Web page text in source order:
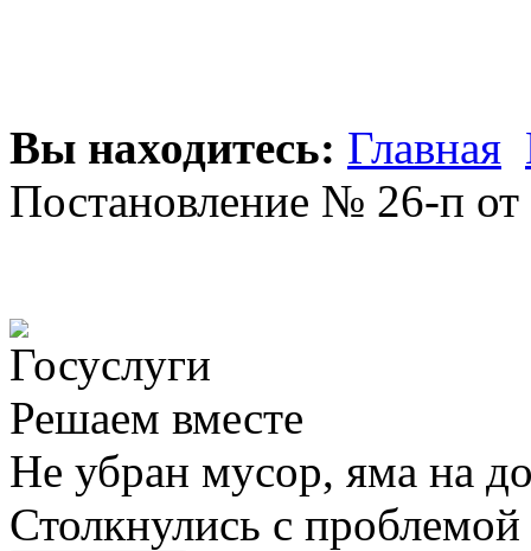
Вы находитесь: Главная
Постановление № 26-п
Решаем вместе
Не убран мусор, яма на
Столкнулись с